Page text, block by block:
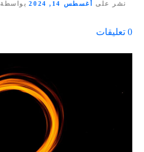
نشر على أغسطس 14, 2024 بواسطة
0 تعليقات